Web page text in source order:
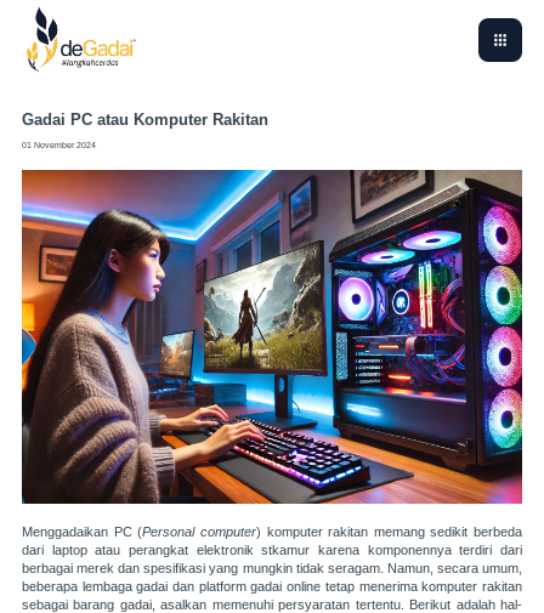
Gadai PC atau Komputer Rakitan
01 November 2024
Menggadaikan PC (Personal computer) komputer rakitan memang sedikit berbeda
dari laptop atau perangkat elektronik stkamur karena komponennya terdiri dari
berbagai merek dan spesifikasi yang mungkin tidak seragam. Namun, secara umum,
beberapa lembaga gadai dan platform gadai online tetap menerima komputer rakitan
sebagai barang gadai, asalkan memenuhi persyaratan tertentu. Berikut adalah hal-